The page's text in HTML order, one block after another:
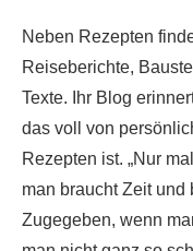
Neben Rezepten
Reiseberichte,
Texte. Ihr Blog
das voll von
Rezepten ist. „Nur
man braucht Zeit und
Zugegeben, wenn